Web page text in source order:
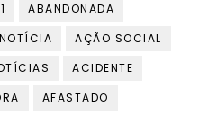
ABANDONADA
AÇÃO SOCIAL
ACIDENTE
AFASTADO